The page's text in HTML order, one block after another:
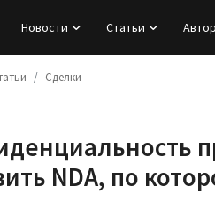
Новости Статьи
Сделки
NDA, по